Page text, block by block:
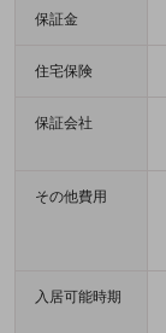
保証金
住宅保険
保証会社
その他費用
入居可能時期